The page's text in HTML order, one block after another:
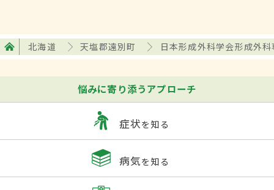
北海道 天塩郡遠別町 日本形成外科学会形成外
悩みに寄り添うアプローチ
症状を知る
病気を知る